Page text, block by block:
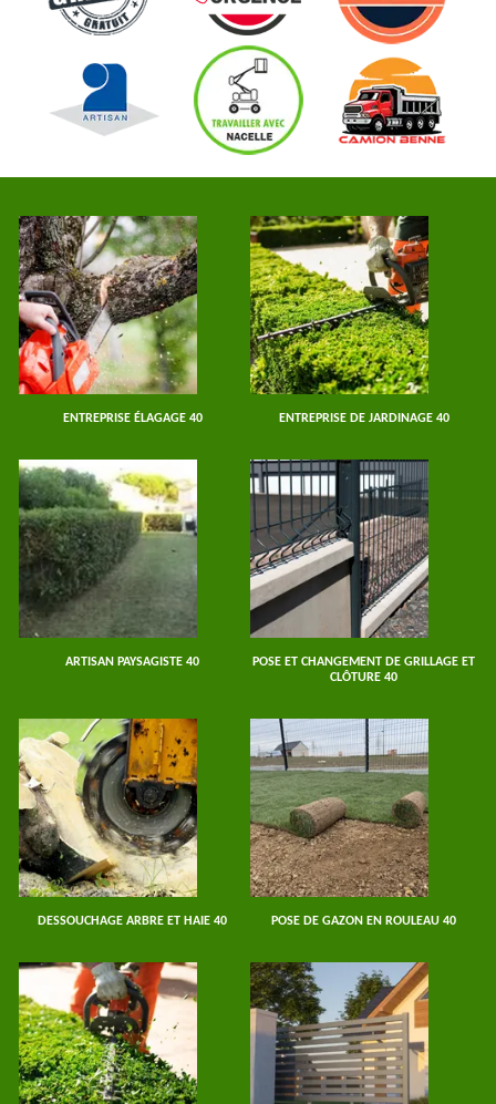
ENTREPRISE ÉLAGAGE 40 ENTREPRISE DE JARDINAGE 40
ARTISAN PAYSAGISTE 40
POSE ET CHANGEMENT DE GRILLAGE ET
CLÔTURE 40
DESSOUCHAGE ARBRE ET HAIE 40 POSE DE GAZON EN ROULEAU 40